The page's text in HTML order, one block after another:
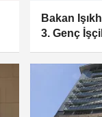
Bakan
3. Genç